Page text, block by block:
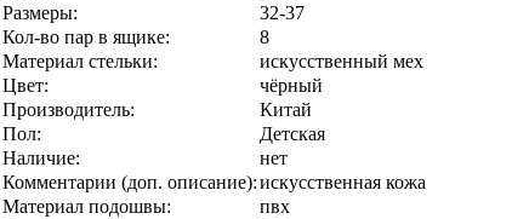
Размеры:
32-37
Кол-во пар в ящике:
8
Материал стельки:
искусственный мех
Цвет:
чёрный
Производитель:
Китай
Пол:
Детская
Наличие:
нет
Комментарии (доп. описание):искусственная кожа
Материал подошвы:
пвх